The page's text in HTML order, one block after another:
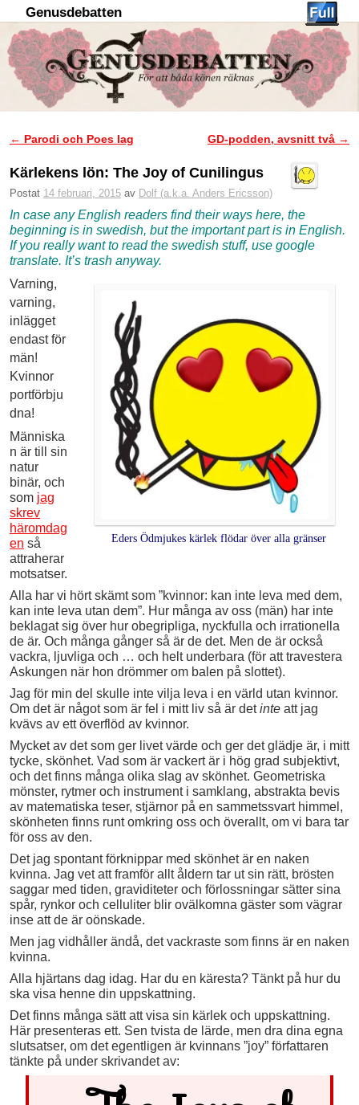
Genusdebatten
Inläggsnavigering
← Parodi och Poes lag GD-podden, avsnitt två →
Kärlekens lön: The Joy of Cunilingus
Postat 14 februari, 2015 av Dolf (a.k.a. Anders Ericsson)
In case any English readers find their ways here, the
beginning is in swedish, but the important part is in English.
If you really want to read the swedish stuff, use google
translate. It’s trash anyway.
Eders Ödmjukes kärlek flödar över alla gränser
Varning,
varning,
inlägget
endast för
män!
Kvinnor
portförbju
dna!
Människa
n är till sin
natur
binär, och
som jag
skrev
häromdag
en så
attraherar
motsatser.
Alla har vi hört skämt som ”kvinnor: kan inte leva med dem,
kan inte leva utan dem”. Hur många av oss (män) har inte
beklagat sig över hur obegripliga, nyckfulla och irrationella
de är. Och många gånger så är de det. Men de är också
vackra, ljuvliga och … och helt underbara (för att travestera
Askungen när hon drömmer om balen på slottet).
Jag för min del skulle inte vilja leva i en värld utan kvinnor.
Om det är något som är fel i mitt liv så är detinte att jag
kvävs av ett överflöd av kvinnor.
Mycket av det som ger livet värde och ger det glädje är, i mitt
tycke, skönhet. Vad som är vackert är i hög grad subjektivt,
och det finns många olika slag av skönhet. Geometriska
mönster, rytmer och instrument i samklang, abstrakta bevis
av matematiska teser, stjärnor på en sammetssvart himmel,
skönheten finns runt omkring oss och överallt, om vi bara tar
för oss av den.
Det jag spontant förknippar med skönhet är en naken
kvinna. Jag vet att framför allt åldern tar ut sin rätt, brösten
saggar med tiden, graviditeter och förlossningar sätter sina
spår, rynkor och celluliter blir ovälkomna gäster som vägrar
inse att de är oönskade.
Men jag vidhåller ändå, det vackraste som finns är en naken
kvinna.
Alla hjärtans dag idag. Har du en käresta? Tänkt på hur du
ska visa henne din uppskattning.
Det finns många sätt att visa sin kärlek och uppskattning.
Här presenteras ett. Sen tvista de lärde, men dra dina egna
slutsatser, om det egentligen är kvinnans ”joy” författaren
tänkte på under skrivandet av: